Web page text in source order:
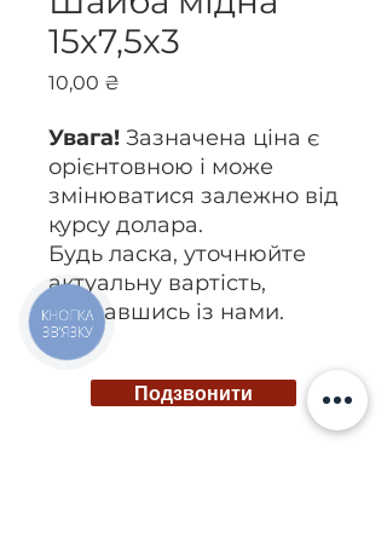
15х7,5х3
10,00 ₴
Увага! Зазначена ціна є
орієнтовною і може
змінюватися залежно від
курсу долара.
Будь ласка, уточнюйте
актуальну вартість,
зв’язавшись із нами.
Подзвонити
КНОПКА
ЗВ'ЯЗКУ